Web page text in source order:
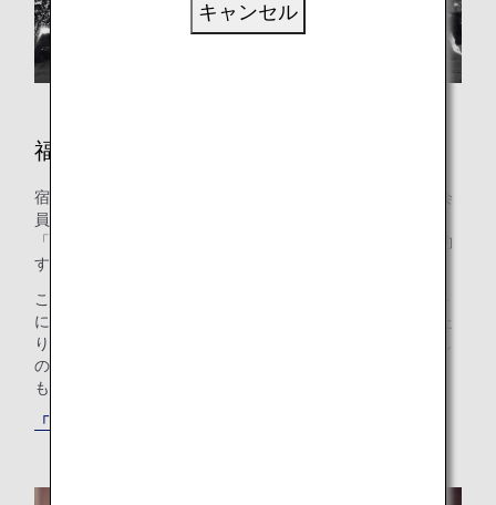
福岡のホテル
宿泊施設のご予約はお済みですか？ANAマイレージクラブ会
員のお客様は、世界の約100万軒のホテルが利用できる
「ANAワールドホテル」サービスを使って、ホテルをご予約
することができます。
このサービスを使えば、ANAマイレージクラブのアカウント
にログインして最適なホテルを選ぶだけで、マイルを貯めた
り使ったりできます。ご家族でプール付きのホテルをお探し
の方も、ご出張のニーズにお応えするホテルをお探しの方
も、最適な「もうひとつの我が家」が見つかります。
「ANAワールドホテル」サービスでホテルを探す
キャンセル